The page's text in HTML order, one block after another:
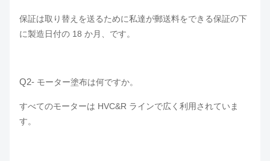
保証は取り替えを送るために私達が郵送料をできる保証の下
に製造日付の 18 か月、です。
Q2- モーター塗布は何ですか。
すべてのモーターは HVC&R ラインで広く利用されていま
す。